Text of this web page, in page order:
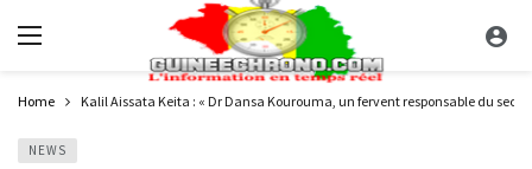
Home Kalil Aissata Keita : « Dr Dansa Kourouma, un fervent responsable du
NEWS